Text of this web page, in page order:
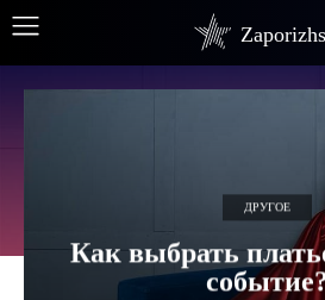
ДРУГОЕ
Как выбрать